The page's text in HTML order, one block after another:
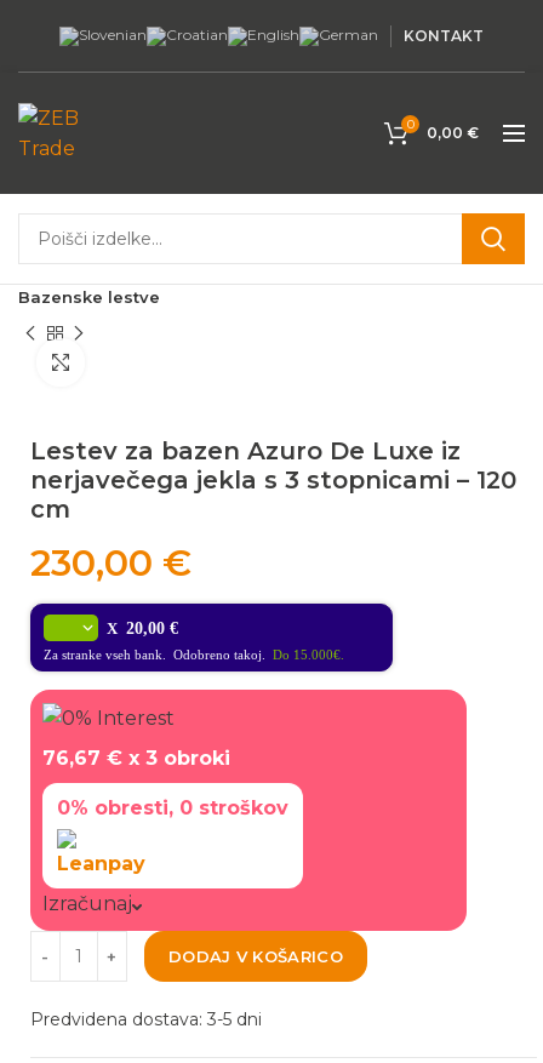
KONTAKT
0 0,00 €
Bazenske lestve
Lestev za bazen Azuro De Luxe iz
nerjavečega jekla s 3 stopnicami – 120
cm
230,00 €
X 20,00 €
Za stranke vseh bank. Odobreno takoj. Do 15.000€.
76,67 € x 3 obroki
0% obresti, 0 stroškov
Izračunaj
DODAJ V KOŠARICO
Predvidena dostava: 3-5 dni